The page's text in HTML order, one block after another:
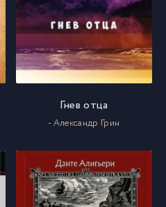
Гнев отца
- Александр Грин